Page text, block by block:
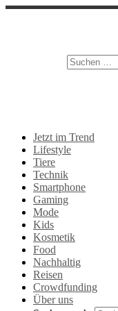
Jetzt im Trend
Lifestyle
Tiere
Technik
Smartphone
Gaming
Mode
Kids
Kosmetik
Food
Nachhaltig
Reisen
Crowdfunding
Über uns